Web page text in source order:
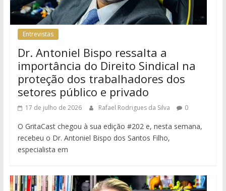
Entrevistas
Dr. Antoniel Bispo ressalta a
importância do Direito Sindical na
proteção dos trabalhadores dos
setores público e privado
17 de julho de 2026 Rafael Rodrigues da Silva 0
O GritaCast chegou à sua edição #202 e, nesta semana,
recebeu o Dr. Antoniel Bispo dos Santos Filho,
especialista em